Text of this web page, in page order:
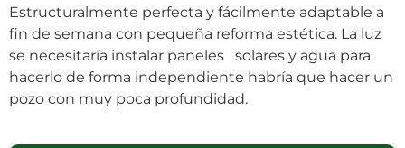
Estructuralmente perfecta y fácilmente adaptable a
fin de semana con pequeña reforma estética. La luz
se necesitaría instalar paneles solares y agua para
hacerlo de forma independiente habría que hacer un
pozo con muy poca profundidad.